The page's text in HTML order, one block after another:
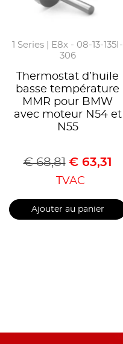
1 Series | E8x - 08-13-135I-
306
Thermostat d’huile
basse température
MMR pour BMW
avec moteur N54 et
N55
€68,81 €63,31
TVAC
Ajouter au panier